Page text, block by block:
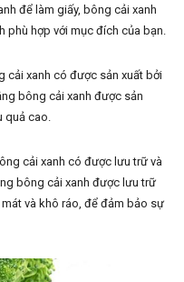
để làm giấy, bông cải xanh
phù hợp với mục đích của bạn.
cải xanh có được sản xuất bởi
bông cải xanh được sản
quả cao.
cải xanh có được lưu trữ và
bông cải xanh được lưu trữ
và khô ráo, để đảm bảo sự